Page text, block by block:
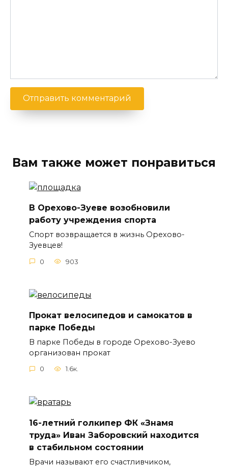
Вам также может понравиться
В Орехово-Зуеве возобновили
работу учреждения спорта
Спорт возвращается в жизнь Орехово-
Зуевцев!
0 903
Прокат велосипедов и самокатов в
парке Победы
В парке Победы в городе Орехово-Зуево
организован прокат
0 1.6к.
16-летний голкипер ФК «Знамя
труда» Иван Заборовский находится
в стабильном состоянии
Врачи называют его счастливчиком,